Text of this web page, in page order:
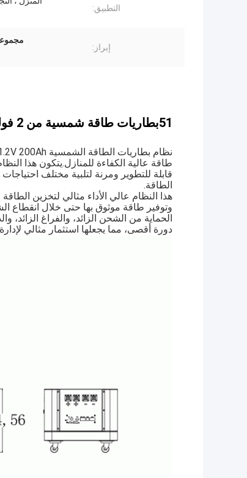
التطبيق:
إبراز:
51بطاريات طاقة شمسية من 2 فولت 200 أواحة قابلة للتكدس للمنزل
قابلة للتطوير ومرنة لتلبية مختلف
الطاقة.
هذا النظام عالي الأداء مثالي لتخزين
الحماية من الشحن الزائد، والفراغ الزائد،
دورة أقصى، مما يجعلها استثمار مثالي